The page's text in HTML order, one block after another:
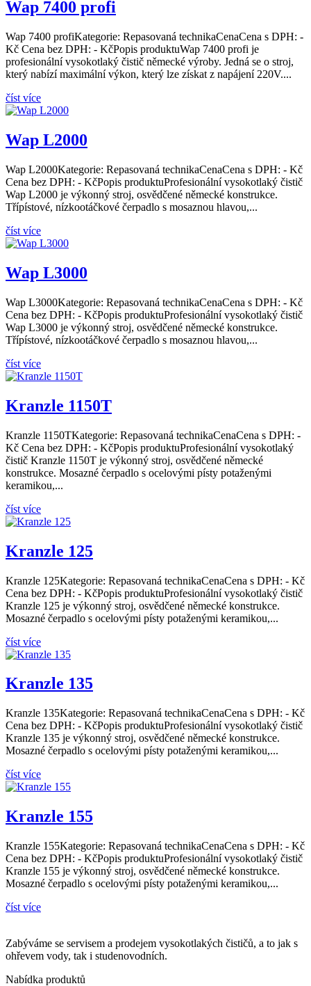
Wap 7400 profi
Wap 7400 profiKategorie: Repasovaná technikaCenaCena s DPH: -
Kč Cena bez DPH: - KčPopis produktuWap 7400 profi je
profesionální vysokotlaký čistič německé výroby. Jedná se o stroj,
který nabízí maximální výkon, který lze získat z napájení 220V....
číst více
Wap L2000
Wap L2000Kategorie: Repasovaná technikaCenaCena s DPH: - Kč
Cena bez DPH: - KčPopis produktuProfesionální vysokotlaký čistič
Wap L2000 je výkonný stroj, osvědčené německé konstrukce.
Třípístové, nízkootáčkové čerpadlo s mosaznou hlavou,...
číst více
Wap L3000
Wap L3000Kategorie: Repasovaná technikaCenaCena s DPH: - Kč
Cena bez DPH: - KčPopis produktuProfesionální vysokotlaký čistič
Wap L3000 je výkonný stroj, osvědčené německé konstrukce.
Třípístové, nízkootáčkové čerpadlo s mosaznou hlavou,...
číst více
Kranzle 1150T
Kranzle 1150TKategorie: Repasovaná technikaCenaCena s DPH: -
Kč Cena bez DPH: - KčPopis produktuProfesionální vysokotlaký
čistič Kranzle 1150T je výkonný stroj, osvědčené německé
konstrukce. Mosazné čerpadlo s ocelovými písty potaženými
keramikou,...
číst více
Kranzle 125
Kranzle 125Kategorie: Repasovaná technikaCenaCena s DPH: - Kč
Cena bez DPH: - KčPopis produktuProfesionální vysokotlaký čistič
Kranzle 125 je výkonný stroj, osvědčené německé konstrukce.
Mosazné čerpadlo s ocelovými písty potaženými keramikou,...
číst více
Kranzle 135
Kranzle 135Kategorie: Repasovaná technikaCenaCena s DPH: - Kč
Cena bez DPH: - KčPopis produktuProfesionální vysokotlaký čistič
Kranzle 135 je výkonný stroj, osvědčené německé konstrukce.
Mosazné čerpadlo s ocelovými písty potaženými keramikou,...
číst více
Kranzle 155
Kranzle 155Kategorie: Repasovaná technikaCenaCena s DPH: - Kč
Cena bez DPH: - KčPopis produktuProfesionální vysokotlaký čistič
Kranzle 155 je výkonný stroj, osvědčené německé konstrukce.
Mosazné čerpadlo s ocelovými písty potaženými keramikou,...
číst více
Zabýváme se servisem a prodejem vysokotlakých čističů, a to jak s
ohřevem vody, tak i studenovodních.
Nabídka produktů